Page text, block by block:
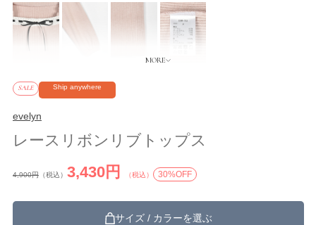
SALE Ship anywhere
evelyn
レースリボンリブトップス
4,900円 （税込） 3,430円 （税込） 30%OFF
サイズ / カラーを選ぶ